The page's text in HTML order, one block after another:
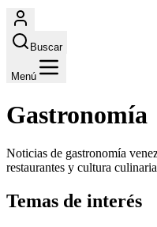
Buscar
Menú
Gastronomía
Noticias de gastronomía
restaurantes y cultura
Temas de interés